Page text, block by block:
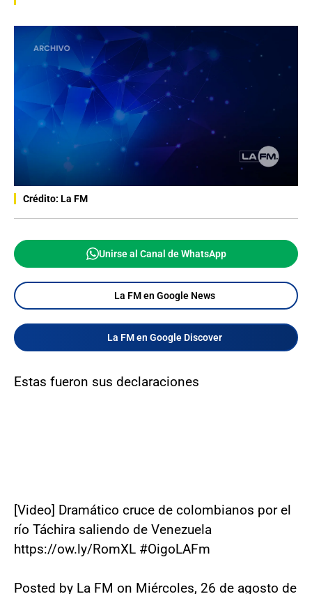
Crédito: La FM
Unirse al Canal de WhatsApp
La FM en Google News
La FM en Google Discover
Estas fueron sus declaraciones
[Video] Dramático cruce de colombianos por el
río Táchira saliendo de Venezuela
https://ow.ly/RomXL #OigoLAFm
Posted by La FM on Miércoles, 26 de agosto de